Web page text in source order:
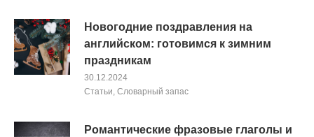
конструкции экзамены США местоимения
мотивация советы детям тексты песен
Новогодние поздравления на
английском: готовимся к зимним
праздникам
30.12.2024
Cтатьи, Словарный запас
Романтические фразовые глаголы и